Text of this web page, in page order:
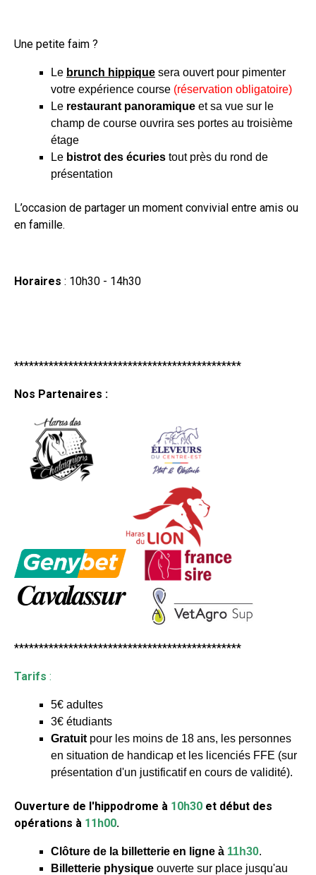
Une petite faim ?
Le brunch hippique sera ouvert pour pimenter
votre expérience course (réservation obligatoire)
Le restaurant panoramique et sa vue sur le
champ de course ouvrira ses portes au troisième
étage
Le bistrot des écuries tout près du rond de
présentation
L’occasion de partager un moment convivial entre amis ou
en famille.
Horaires : 10h30 - 14h30
**********************************************
Nos Partenaires :
**********************************************
Tarifs :
5€ adultes
3€ étudiants
Gratuit pour les moins de 18 ans, les personnes
en situation de handicap et les licenciés FFE (sur
présentation d'un justificatif en cours de validité).
Ouverture de l'hippodrome à 10h30 et début des
opérations à 11h00.
Clôture de la billetterie en ligne à 11h30.
Billetterie physique ouverte sur place jusqu'au